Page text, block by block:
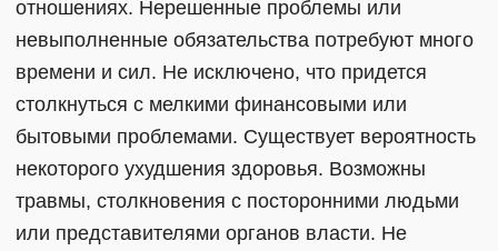
отношениях. Нерешенные проблемы или
невыполненные обязательства потребуют много
времени и сил. Не исключено, что придется
столкнуться с мелкими финансовыми или
бытовыми проблемами. Существует вероятность
некоторого ухудшения здоровья. Возможны
травмы, столкновения с посторонними людьми
или представителями органов власти. Не